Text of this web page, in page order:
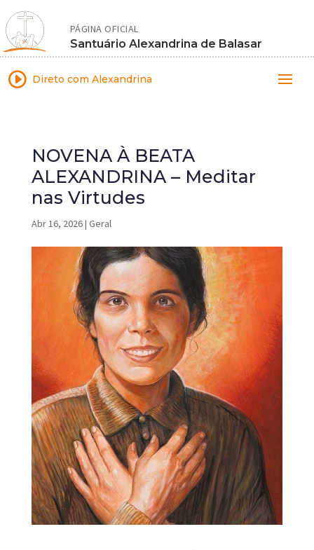
PÁGINA OFICIAL
Santuário Alexandrina de Balasar
I Direto com Alexandrina
NOVENA À BEATA
ALEXANDRINA – Meditar
nas Virtudes
Abr 16, 2026| Geral